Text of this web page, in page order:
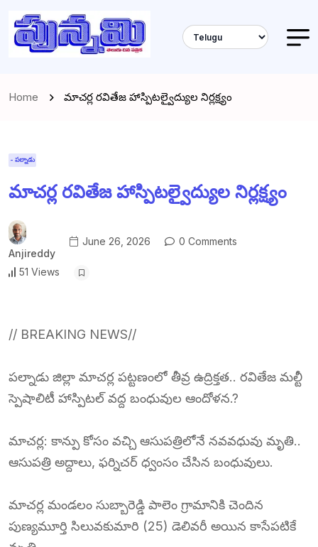
Home మాచర్ల రవితేజ హాస్పిటల్వైద్యుల నిర్లక్ష్యం
- పల్నాడు
మాచర్ల రవితేజ హాస్పిటల్వైద్యుల నిర్లక్ష్యం
Anjireddy
June 26, 2026 0 Comments
51 Views
// BREAKING NEWS//
పల్నాడు జిల్లా మాచర్ల పట్టణంలో తీవ్ర ఉద్రిక్తత.. రవితేజ మల్టీ
స్పెషాలిటీ హాస్పిటల్ వద్ద బంధువుల ఆందోళన.?
మాచర్ల: కాన్పు కోసం వచ్చి ఆసుపత్రిలోనే నవవధువు మృతి..
ఆసుపత్రి అద్దాలు, ఫర్నిచర్ ధ్వంసం చేసిన బంధువులు.
మాచర్ల మండలం సుబ్బారెడ్డి పాలెం గ్రామానికి చెందిన
పుణ్యమూర్తి సిలువకుమారి (25) డెలివరీ అయిన కాసేపటికే